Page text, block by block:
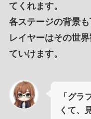
てくれます。
各ステージの背景も
レイヤーはその世
ていけます。
「グラ
くて、